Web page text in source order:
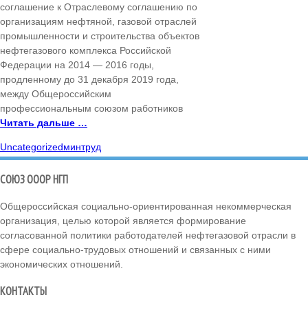
соглашение к Отраслевому соглашению по
организациям нефтяной, газовой отраслей
промышленности и строительства объектов
нефтегазового комплекса Российской
Федерации на 2014 — 2016 годы,
продленному до 31 декабря 2019 года,
между Общероссийским
профессиональным союзом работников
Читать дальше …
Uncategorizedминтруд
СОЮЗ ОООР НГП
Общероссийская социально-ориентированная некоммерческая
организация, целью которой является формирование
согласованной политики работодателей нефтегазовой отрасли в
сфере социально-трудовых отношений и связанных с ними
экономических отношений.
КОНТАКТЫ